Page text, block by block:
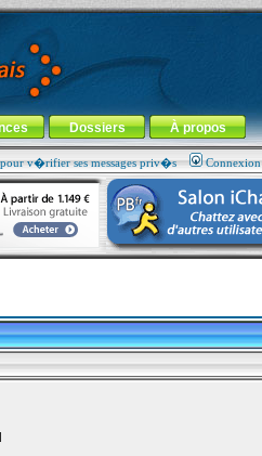
Dossiers À propos
pour v�rifier ses messages priv�s Connexion